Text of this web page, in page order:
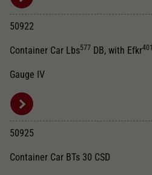
50922
Container Car Lbs577 DB, with Efkr401
Gauge IV
50925
Container Car BTs 30 CSD